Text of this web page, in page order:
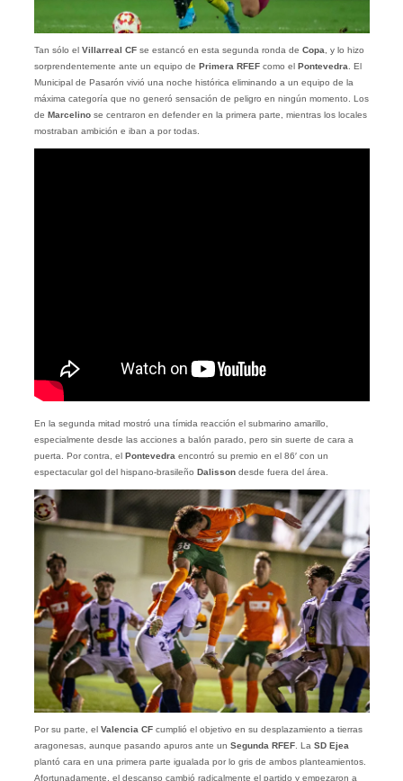
Tan sólo elVillarreal CFse estancó en esta segunda ronda de Copa , y lo hizo
sorprendentemente ante un equipo de Primera RFEFcomo el Pontevedra . El
Municipal de Pasarón vivió una noche histórica eliminando a un equipo de la
máxima categoría que no generó sensación de peligro en ningún momento. Los
de Marcelino se centraron en defender en la primera parte, mientras los locales
mostraban ambición e iban a por todas.
En la segunda mitad mostró una tímida reacción el submarino amarillo,
especialmente desde las acciones a balón parado, pero sin suerte de cara a
puerta. Por contra, el Pontevedra encontró su premio en el 86′ con un
espectacular gol del hispano-brasileño Dalisson desde fuera del área.
Por su parte, el Valencia CFcumplió el objetivo en su desplazamiento a tierras
aragonesas, aunque pasando apuros ante un Segunda RFEF. La SD Ejea
plantó cara en una primera parte igualada por lo gris de ambos planteamientos.
Afortunadamente, el descanso cambió radicalmente el partido y empezaron a